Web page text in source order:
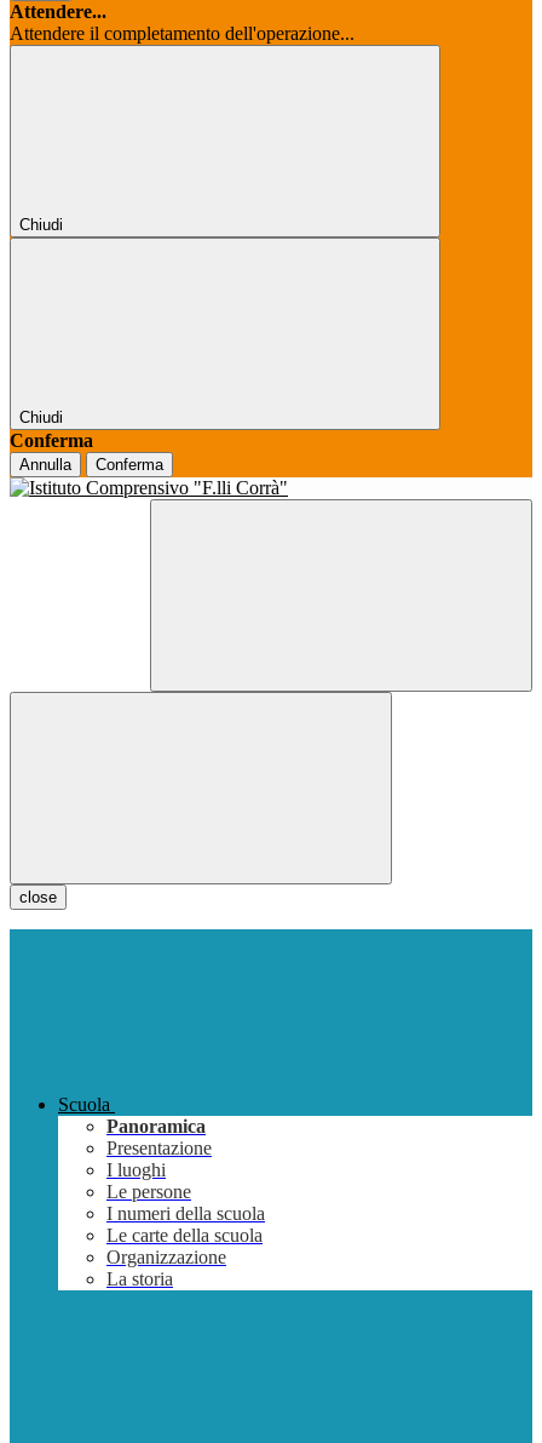
Attendere...
Attendere il completamento dell'operazione...
Chiudi
Chiudi
Conferma
Annulla Conferma
close
Scuola
Panoramica
Presentazione
I luoghi
Le persone
I numeri della scuola
Le carte della scuola
Organizzazione
La storia